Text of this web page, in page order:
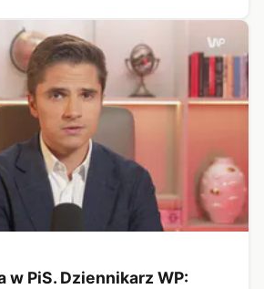
w PiS. Dziennikarz WP: